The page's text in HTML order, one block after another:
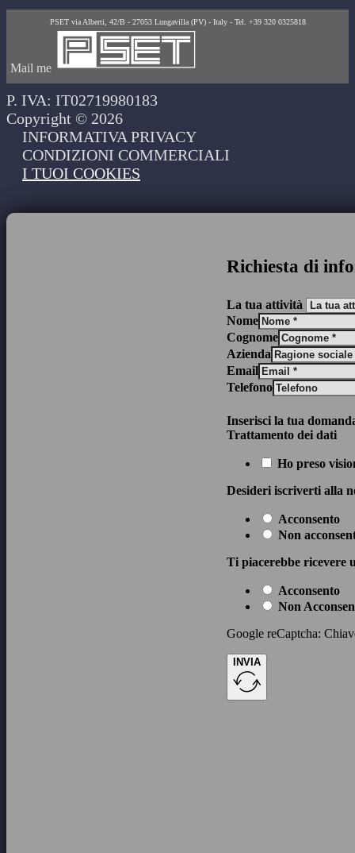
PSET via Alberti, 42/B - 27053 Lungavilla (PV) - Italy - Tel. +39 320 0325818
Mail me
P. IVA: IT02719980183
Copyright © 2026
INFORMATIVA PRIVACY
CONDIZIONI COMMERCIALI
I TUOI COOKIES
Richiesta di
La tua attività
Nome
Cognome
Azienda
Email
Telefono
Inserisci la tua
Trattamento dei dati
Ho preso
Desideri iscriverti alla
Acconsento
Non
Ti piacerebbe ricevere
Acconsento
Non
Google reCaptcha:
INVIA